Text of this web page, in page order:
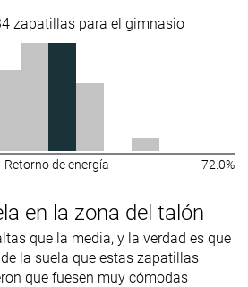
zapatillas para el gimnasio
Retorno de energía 72.0%
en la zona del talón
que la media, y la verdad es que
la suela que estas zapatillas
que fuesen muy cómodas